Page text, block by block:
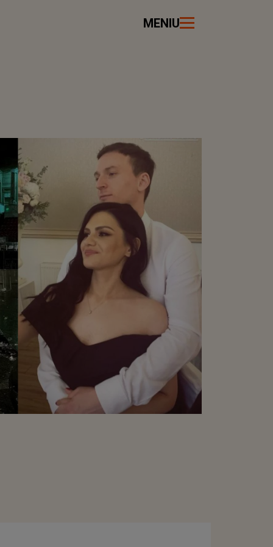
MENIU